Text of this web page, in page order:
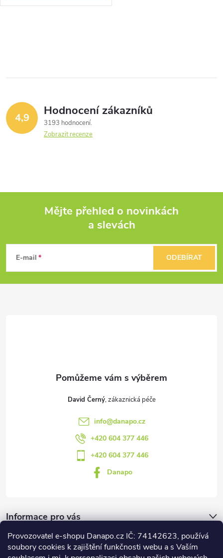
Provozovatel e-shopu Danapo.cz IČ: 74142623, používá
soubory cookies k zajištění funkčnosti webu a s Vaším
l
d
a
p
y
4,9 Hodnocení zákazníků
3193 hodnocení
Zobrazit recenze
p
Mějte přehled o novinkách
a slevách
E-mail ODEBÍRAT
David Černý
info@danapo.cz
+420 604 377 446
+420 604 377 446
Danapo
Informace pro vás
Dotazník